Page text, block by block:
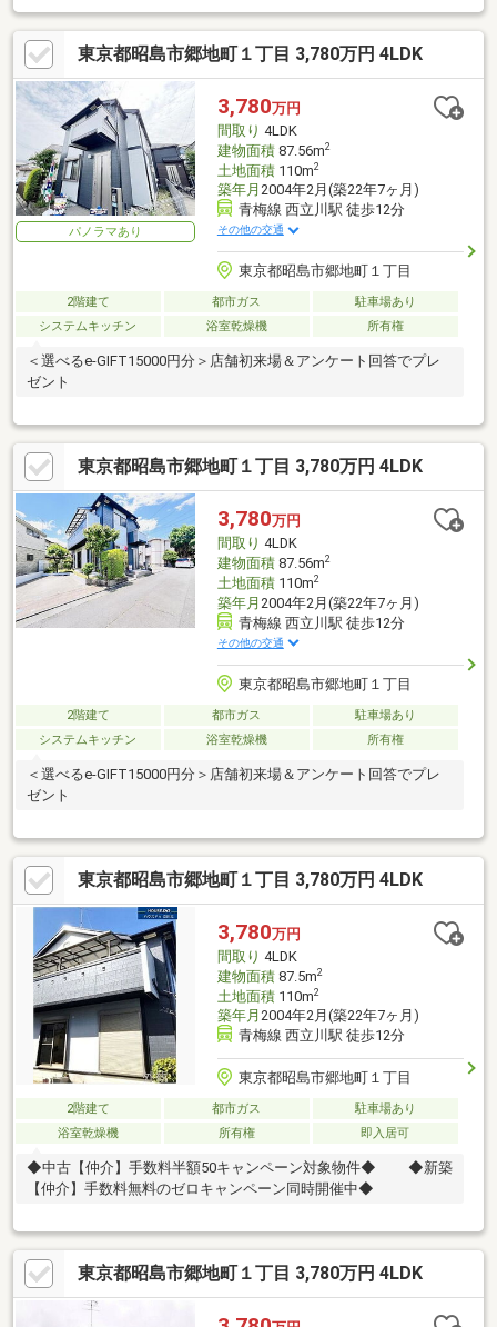
オススメです・お好きなハウスメーカにて建築可能です・駅まで
はフラットな道のり・立川市立第四小学校まで徒歩3分、お子様の
通学も安心です♪・住宅ローンやリフォームのご相談承りま
す。 お気軽にお問い合わせください
♪━━━━━━━━━━━━━・‥…
東京都昭島市郷地町１丁目 3,780万円 4LDK
パノラマあり
3,780万円
間取り 4LDK
建物面積87.56m2
土地面積110m2
築年月 2004年2月(築22年7ヶ月)
青梅線 西立川駅 徒歩12分
その他の交通
東京都昭島市郷地町１丁目
2階建て 都市ガス
駐車場あり
システムキッチン
浴室乾燥機 所有権
＜選べるe-GIFT15000円分＞店舗初来場＆アンケート回答でプレ
ゼント
東京都昭島市郷地町１丁目 3,780万円 4LDK
3,780万円
間取り 4LDK
建物面積87.56m2
土地面積110m2
築年月 2004年2月(築22年7ヶ月)
青梅線 西立川駅 徒歩12分
その他の交通
東京都昭島市郷地町１丁目
2階建て 都市ガス
駐車場あり
システムキッチン
浴室乾燥機 所有権
＜選べるe-GIFT15000円分＞店舗初来場＆アンケート回答でプレ
ゼント
東京都昭島市郷地町１丁目 3,780万円 4LDK
3,780万円
間取り 4LDK
建物面積87.5m2
土地面積110m2
築年月 2004年2月(築22年7ヶ月)
青梅線 西立川駅 徒歩12分
東京都昭島市郷地町１丁目
2階建て 都市ガス
駐車場あり
浴室乾燥機
所有権 即入居可
◆中古【仲介】手数料半額50キャンペーン対象物件◆ ◆新築
【仲介】手数料無料のゼロキャンペーン同時開催中◆
東京都昭島市郷地町１丁目 3,780万円 4LDK